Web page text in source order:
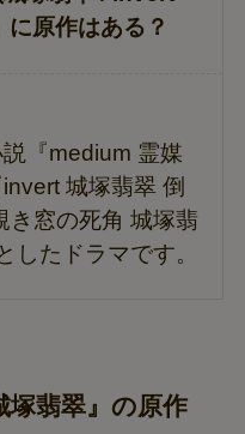
原作はある？
『medium 霊媒
城塚翡翠 倒
き窓の死角 城塚翡
したドラマです。
塚翡翠』の原作